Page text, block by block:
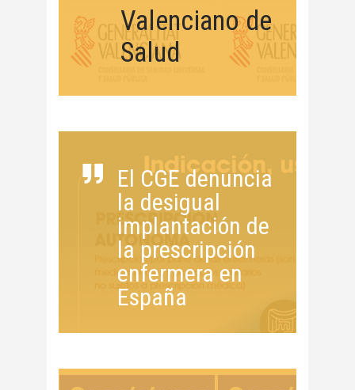
Valenciano de
Salud
El CGE denuncia
la desigual
implantación de
la prescripción
enfermera en
España